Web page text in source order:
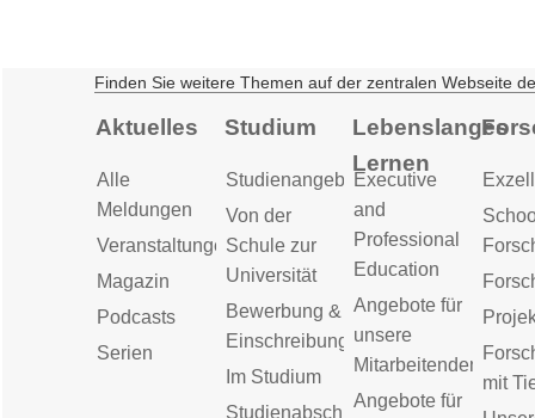
Finden Sie weitere Themen auf der zentralen Webseite
Aktuelles
Alle
Meldungen
Veranstaltungen
Magazin
Podcasts
Serien
Studium
Studienangebot
Von der
Schule zur
Universität
Bewerbung &
Einschreibung
Im Studium
Studienabschluss
Lebenslanges
Lernen
Executive
and
Professional
Education
Angebote für
unsere
Mitarbeitenden
Angebote für
mit